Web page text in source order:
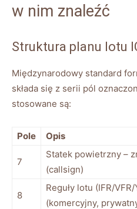
w nim znaleźć
Struktura planu lotu
Międzynarodowy standard
składa się z serii pól
stosowane są:
Pole Opis
7
Statek powietrzny –
(callsign)
8
Reguły lotu (IFR/
(komercyjny,